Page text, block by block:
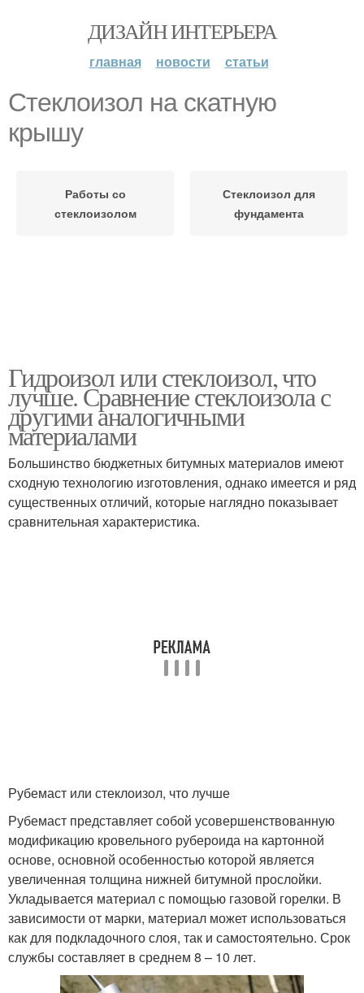
ДИЗАЙН ИНТЕРЬЕРА
главная новости статьи
Стеклоизол на скатную
крышу
Работы со
стеклоизолом
Стеклоизол для
фундамента
Гидроизол или стеклоизол, что
лучше. Сравнение стеклоизола с
другими аналогичными
материалами
Большинство бюджетных битумных материалов имеют
сходную технологию изготовления, однако имеется и ряд
существенных отличий, которые наглядно показывает
сравнительная характеристика.
Рубемаст или стеклоизол, что лучше
Рубемаст представляет собой усовершенствованную
модификацию кровельного рубероида на картонной
основе, основной особенностью которой является
увеличенная толщина нижней битумной прослойки.
Укладывается материал с помощью газовой горелки. В
зависимости от марки, материал может использоваться
как для подкладочного слоя, так и самостоятельно. Срок
службы составляет в среднем 8 – 10 лет.